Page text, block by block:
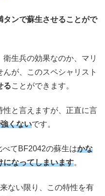
タンで蘇生させることがで
生兵の効果なのか、マリ
が、このスペシャリスト
ることができます。
と言えますが、正直に言
くないです。
てBF2042の蘇生はかな
になってしまいます。
ない限り、この特性を有